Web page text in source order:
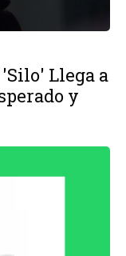
Llega a
y